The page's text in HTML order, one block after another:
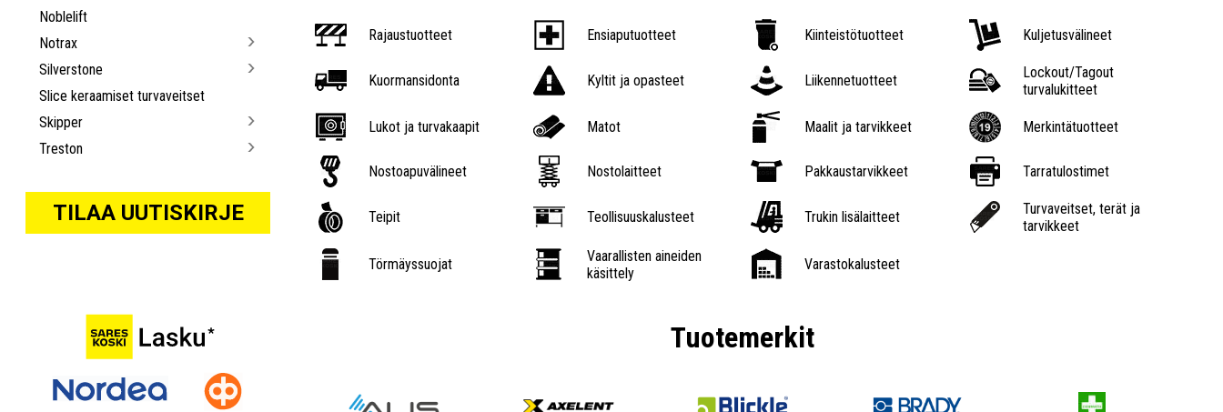
Noblelift
Notrax
Silverstone
Slice keraamiset turvaveitset
Skipper
Treston
TILAA UUTISKIRJE
Rajaustuotteet Ensiaputuotteet Kiinteistötuotteet Kuljetusvälineet
Kuormansidonta Kyltit ja opasteet Liikennetuotteet
Lockout/Tagout
turvalukitteet
Lukot ja turvakaapit Matot Maalit ja tarvikkeet Merkintätuotteet
Nostoapuvälineet Nostolaitteet Pakkaustarvikkeet Tarratulostimet
Teipit Teollisuuskalusteet Trukin lisälaitteet
Turvaveitset, terät ja
tarvikkeet
Törmäyssuojat
Vaarallisten aineiden
käsittely
Varastokalusteet
Tuotemerkit